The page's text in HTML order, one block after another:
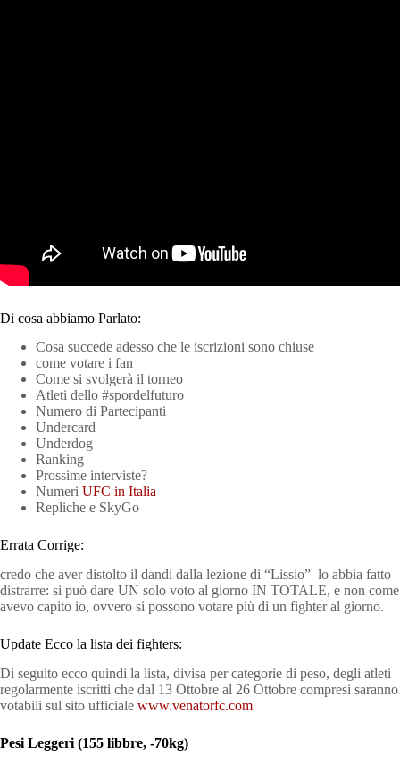
Di cosa abbiamo Parlato:
Cosa succede adesso che le iscrizioni sono chiuse
come votare i fan
Come si svolgerà il torneo
Atleti dello #spordelfuturo
Numero di Partecipanti
Undercard
Underdog
Ranking
Prossime interviste?
Numeri UFC in Italia
Repliche e SkyGo
Errata Corrige:
credo che aver distolto il dandi dalla lezione di “Lissio” lo abbia fatto
distrarre: si può dare UN solo voto al giorno IN TOTALE, e non come
avevo capito io, ovvero si possono votare più di un fighter al giorno.
Update Ecco la lista dei fighters:
Di seguito ecco quindi la lista, divisa per categorie di peso, degli atleti
regolarmente iscritti che dal 13 Ottobre al 26 Ottobre compresi saranno
votabili sul sito ufficiale www.venatorfc.com
Pesi Leggeri (155 libbre, -70kg)